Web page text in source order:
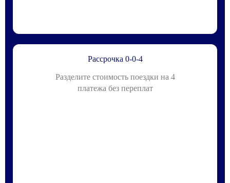
Рассрочка 0-0-4
Разделите стоимость поездки на 4
платежа без переплат